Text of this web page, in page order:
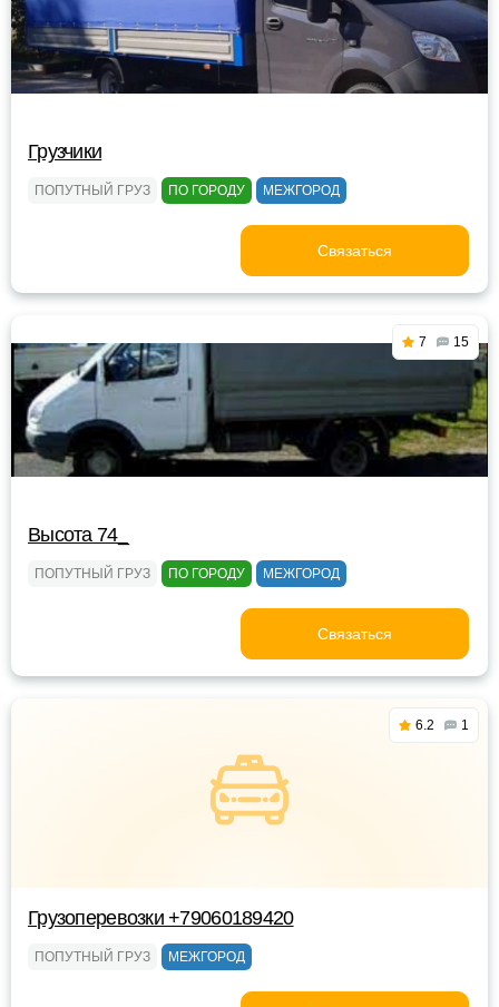
Грузчики
ПОПУТНЫЙ ГРУЗ ПО ГОРОДУ МЕЖГОРОД
Связаться
7 15
Высота 74_
ПОПУТНЫЙ ГРУЗ ПО ГОРОДУ МЕЖГОРОД
Связаться
6.2 1
Грузоперевозки +79060189420
ПОПУТНЫЙ ГРУЗ МЕЖГОРОД